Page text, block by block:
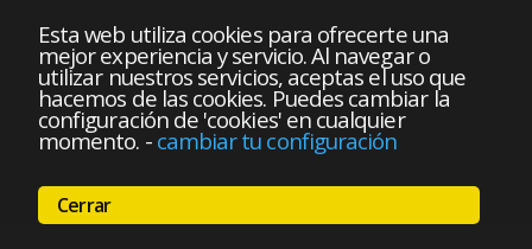
Esta web utiliza cookies para ofrecerte una
mejor experiencia y servicio. Al navegar o
utilizar nuestros servicios, aceptas el uso que
hacemos de las cookies. Puedes cambiar la
configuración de 'cookies' en cualquier
momento. - cambiar tu configuración
Cerrar